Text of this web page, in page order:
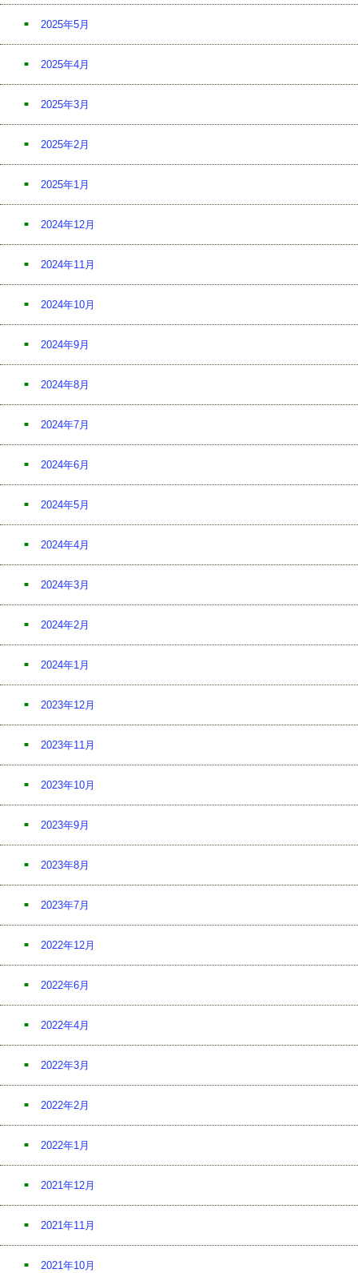
2025年5月
2025年4月
2025年3月
2025年2月
2025年1月
2024年12月
2024年11月
2024年10月
2024年9月
2024年8月
2024年7月
2024年6月
2024年5月
2024年4月
2024年3月
2024年2月
2024年1月
2023年12月
2023年11月
2023年10月
2023年9月
2023年8月
2023年7月
2022年12月
2022年6月
2022年4月
2022年3月
2022年2月
2022年1月
2021年12月
2021年11月
2021年10月